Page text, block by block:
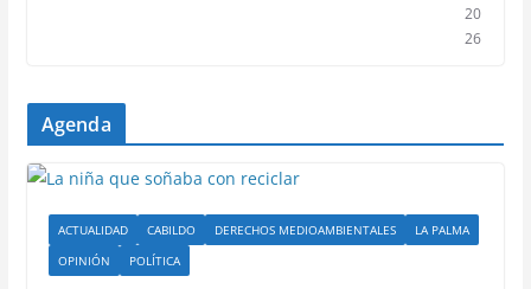
20
26
Agenda
ACTUALIDAD CABILDO DERECHOS MEDIOAMBIENTALES
LA PALMA
OPINIÓN
POLÍTICA